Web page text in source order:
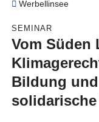
Werbellinsee
SEMINAR
Vom Süden
Bildung